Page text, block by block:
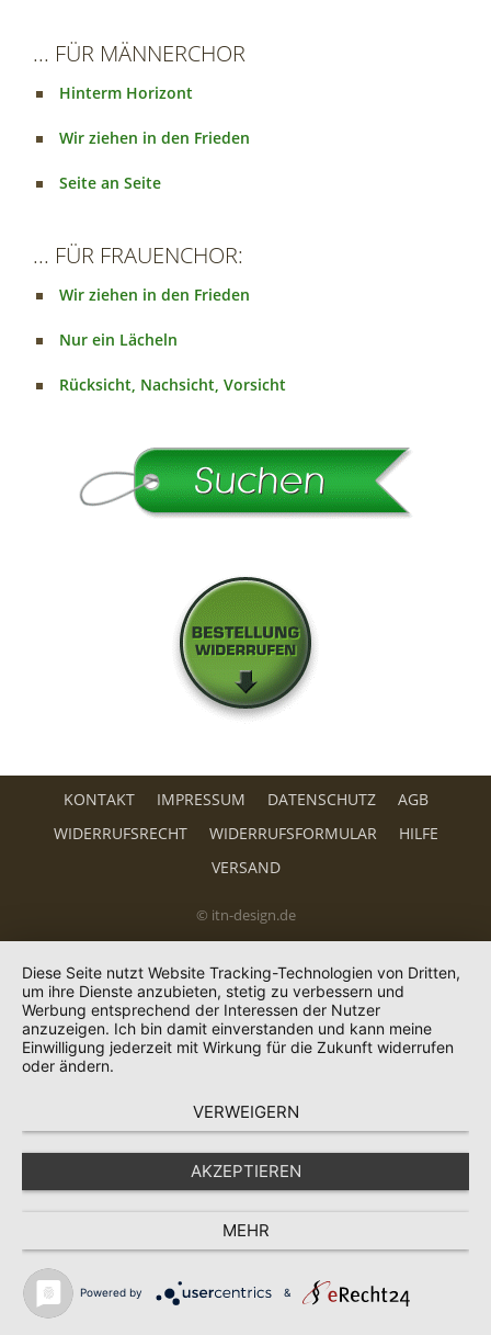
... FÜR MÄNNERCHOR
Hinterm Horizont
Wir ziehen in den Frieden
Seite an Seite
... FÜR FRAUENCHOR:
Wir ziehen in den Frieden
Nur ein Lächeln
Rücksicht, Nachsicht, Vorsicht
KONTAKT IMPRESSUM DATENSCHUTZ
AGB
WIDERRUFSRECHT
WIDERRUFSFORMULAR
HILFE
VERSAND
© itn-design.de
Diese Seite nutzt Website Tracking-Technologien von Dritten,
um ihre Dienste anzubieten, stetig zu verbessern und
Werbung entsprechend der Interessen der Nutzer
anzuzeigen. Ich bin damit einverstanden und kann meine
Einwilligung jederzeit mit Wirkung für die Zukunft widerrufen
oder ändern.
VERWEIGERN
AKZEPTIEREN
MEHR
Powered by &